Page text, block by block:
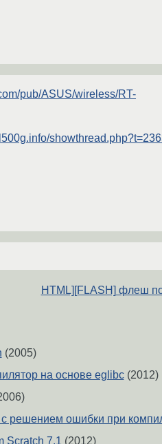
pub/ASUS/wireless/RT-
HTML][FLASH] флеш
(2005)
на основе eglibc(2012)
с решением ошибки при
Scratch 7.1 (2012)